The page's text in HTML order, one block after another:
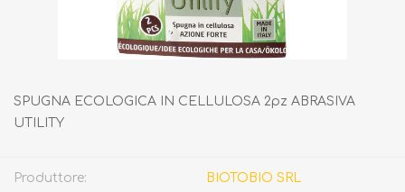
SPUGNA ECOLOGICA IN CELLULOSA 2pz ABRASIVA
UTILITY
Produttore: BIOTOBIO SRL